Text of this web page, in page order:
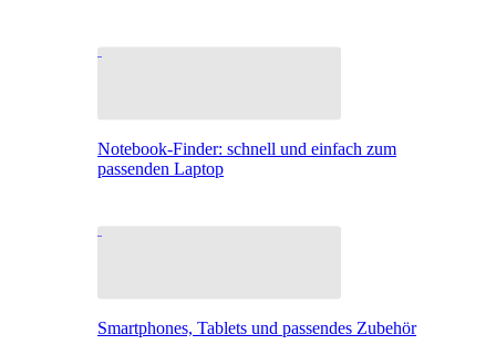
Notebook-Finder: schnell und einfach zum
passenden Laptop
Smartphones, Tablets und passendes Zubehör